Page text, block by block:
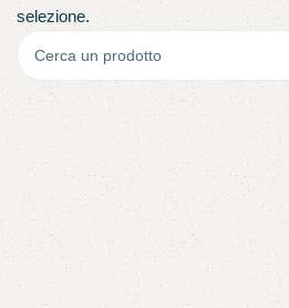
selezione.